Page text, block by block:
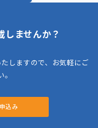
しませんか？
しますので、お気軽にご
込み